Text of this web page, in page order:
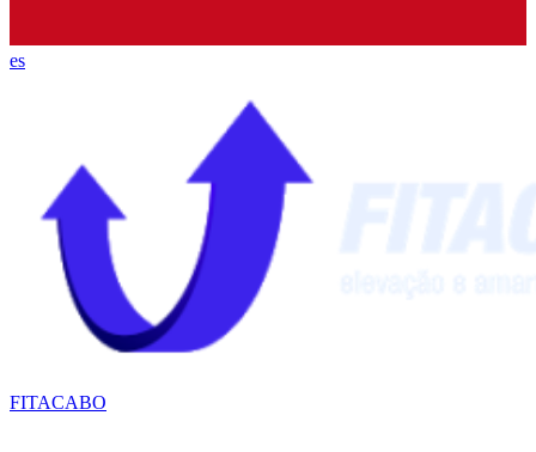
es
FITACABO